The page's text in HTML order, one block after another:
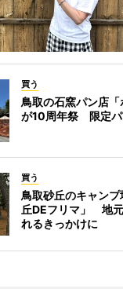
買う
鳥取の石窯パン店「
が10周年祭 限定パ
買う
鳥取砂丘のキャンプ
丘DEフリマ」 地
れるきっかけに